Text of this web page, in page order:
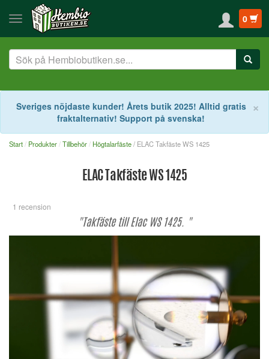
0
×
Sveriges nöjdaste kunder! Årets butik 2025! Alltid gratis
fraktalternativ! Support på svenska!
Start Produkter Tillbehör Högtalarfäste/ ELAC Takfäste WS 1425
ELAC Takfäste WS 1425
1 recension
"Takfäste till Elac WS 1425. "